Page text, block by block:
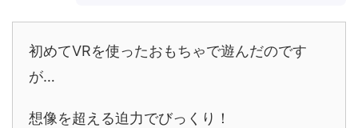
初めてVRを使ったおもちゃで遊んだのです
が…
想像を超える迫力でびっくり！